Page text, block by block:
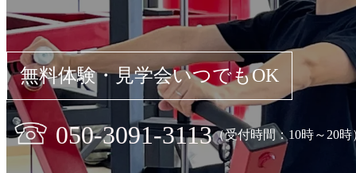
無料体験・見学会いつでもOK
050-3091-3113（受付時間：10時～20時